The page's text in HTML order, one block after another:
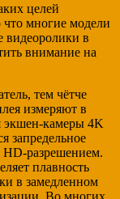
целей
что многие модели
видеоролики в
внимание на
тем чётче
измеряют в
экшен-камеры 4K
запредельное
HD-разрешением.
плавность
в замедленном
Во многих